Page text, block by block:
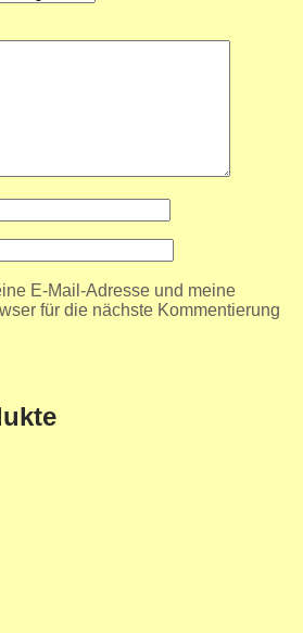
E-Mail-Adresse und meine
für die nächste Kommentierung